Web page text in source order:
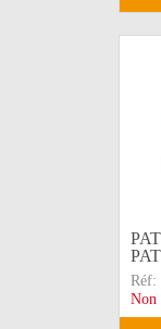
Réf:
Non